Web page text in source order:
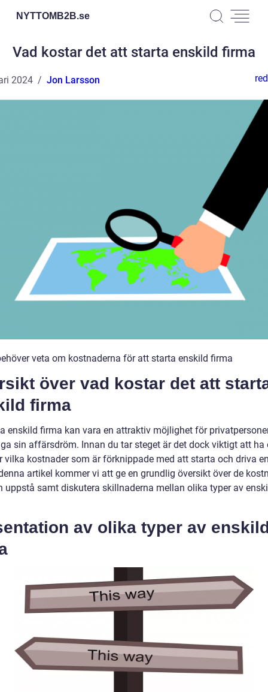
NYTTOMB2B.se
Vad kostar det att starta enskild firma
2024 Jon Larsson
veta om kostnaderna för att starta enskild firma
över vad kostar det att
firma
enskild firma kan vara en attraktiv möjlighet för
sin affärsdröm. Innan du tar steget är det dock viktigt att ha
vilka kostnader som är förknippade med att starta och driva
artikel kommer vi att ge en grundlig översikt över de
uppstå samt diskutera skillnaderna mellan olika typer av
av olika typer av